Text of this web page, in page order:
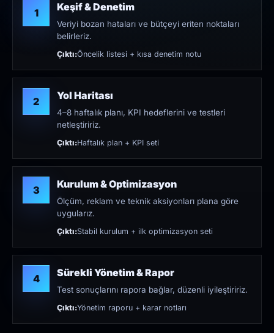
1 Keşif & Denetim
Veriyi bozan hataları ve bütçeyi eriten noktaları
belirleriz.
Çıktı:Öncelik listesi + kısa denetim notu
2 Yol Haritası
4–8 haftalık planı, KPI hedeflerini ve testleri
netleştiririz.
Çıktı:Haftalık plan + KPI seti
3 Kurulum & Optimizasyon
Ölçüm, reklam ve teknik aksiyonları plana göre
uygularız.
Çıktı:Stabil kurulum + ilk optimizasyon seti
4 Sürekli Yönetim & Rapor
Test sonuçlarını rapora bağlar, düzenli iyileştiririz.
Çıktı:Yönetim raporu + karar notları